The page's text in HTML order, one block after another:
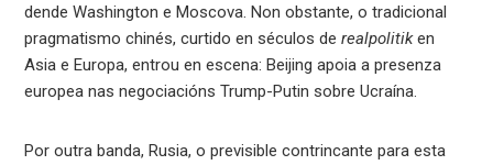
dende Washington e Moscova. Non obstante, o tradicional
pragmatismo chinés, curtido en séculos derealpolitiken
Asia e Europa, entrou en escena: Beijing apoia a presenza
europea nas negociacións Trump-Putin sobre Ucraína.
Por outra banda, Rusia, o previsible contrincante para esta